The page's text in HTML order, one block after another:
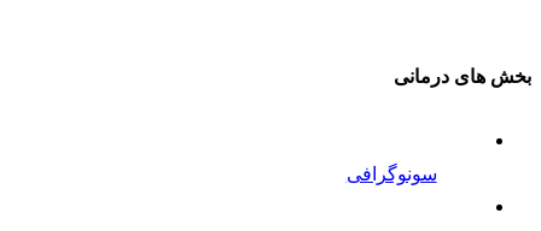
بخش های درمانی
سونوگرافی